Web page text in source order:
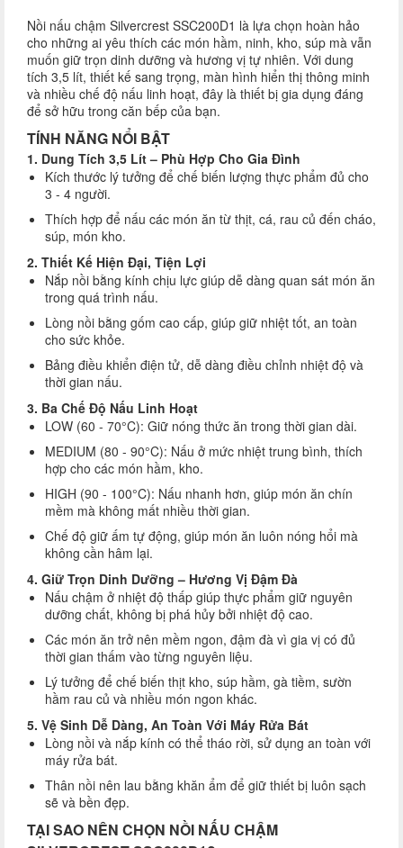
Nồi nấu chậm Silvercrest SSC200D1 là lựa chọn hoàn hảo
cho những ai yêu thích các món hầm, ninh, kho, súp mà vẫn
muốn giữ trọn dinh dưỡng và hương vị tự nhiên. Với dung
tích 3,5 lít, thiết kế sang trọng, màn hình hiển thị thông minh
và nhiều chế độ nấu linh hoạt, đây là thiết bị gia dụng đáng
để sở hữu trong căn bếp của bạn.
TÍNH NĂNG NỔI BẬT
1. Dung Tích 3,5 Lít – Phù Hợp Cho Gia Đình
Kích thước lý tưởng để chế biến lượng thực phẩm đủ cho
3 - 4 người.
Thích hợp để nấu các món ăn từ thịt, cá, rau củ đến cháo,
súp, món kho.
2. Thiết Kế Hiện Đại, Tiện Lợi
Nắp nồi bằng kính chịu lực giúp dễ dàng quan sát món ăn
trong quá trình nấu.
Lòng nồi bằng gốm cao cấp, giúp giữ nhiệt tốt, an toàn
cho sức khỏe.
Bảng điều khiển điện tử, dễ dàng điều chỉnh nhiệt độ và
thời gian nấu.
3. Ba Chế Độ Nấu Linh Hoạt
LOW (60 - 70°C): Giữ nóng thức ăn trong thời gian dài.
MEDIUM (80 - 90°C): Nấu ở mức nhiệt trung bình, thích
hợp cho các món hầm, kho.
HIGH (90 - 100°C): Nấu nhanh hơn, giúp món ăn chín
mềm mà không mất nhiều thời gian.
Chế độ giữ ấm tự động, giúp món ăn luôn nóng hổi mà
không cần hâm lại.
4. Giữ Trọn Dinh Dưỡng – Hương Vị Đậm Đà
Nấu chậm ở nhiệt độ thấp giúp thực phẩm giữ nguyên
dưỡng chất, không bị phá hủy bởi nhiệt độ cao.
Các món ăn trở nên mềm ngon, đậm đà vì gia vị có đủ
thời gian thấm vào từng nguyên liệu.
Lý tưởng để chế biến thịt kho, súp hầm, gà tiềm, sườn
hầm rau củ và nhiều món ngon khác.
5. Vệ Sinh Dễ Dàng, An Toàn Với Máy Rửa Bát
Lòng nồi và nắp kính có thể tháo rời, sử dụng an toàn với
máy rửa bát.
Thân nồi nên lau bằng khăn ẩm để giữ thiết bị luôn sạch
sẽ và bền đẹp.
TẠI SAO NÊN CHỌN NỒI NẤU CHẬM